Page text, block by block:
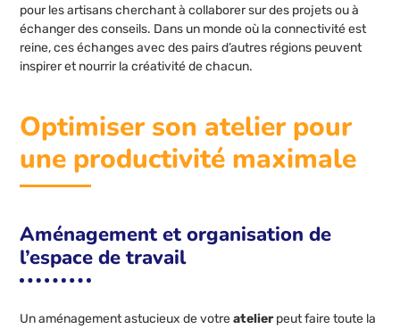
pour les artisans cherchant à collaborer sur des projets ou à
échanger des conseils. Dans un monde où la connectivité est
reine, ces échanges avec des pairs d’autres régions peuvent
inspirer et nourrir la créativité de chacun.
Optimiser son atelier pour
une productivité maximale
Aménagement et organisation de
l’espace de travail
Un aménagement astucieux de votreatelierpeut faire toute la